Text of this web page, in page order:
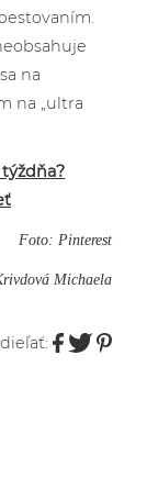
na
na „ultra
Foto: Pinterest
Michaela